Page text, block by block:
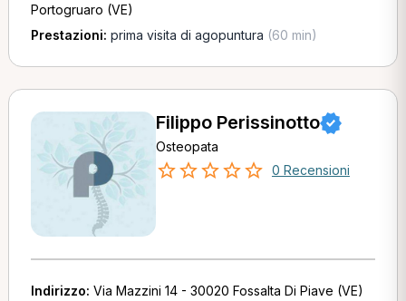
Portogruaro (VE)
Prestazioni: prima visita di agopuntura (60 min)
Filippo Perissinotto
Osteopata
0 Recensioni
Indirizzo: Via Mazzini 14 - 30020 Fossalta Di Piave (VE)